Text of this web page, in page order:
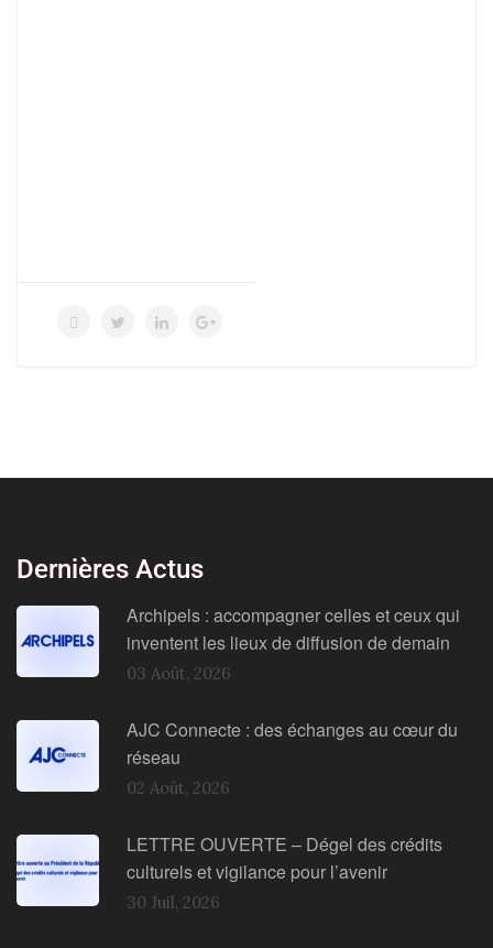
Dernières Actus
Archipels : accompagner celles et ceux qui
inventent les lieux de diffusion de demain
03 Août, 2026
AJC Connecte : des échanges au cœur du
réseau
02 Août, 2026
LETTRE OUVERTE – Dégel des crédits
culturels et vigilance pour l’avenir
30 Juil, 2026